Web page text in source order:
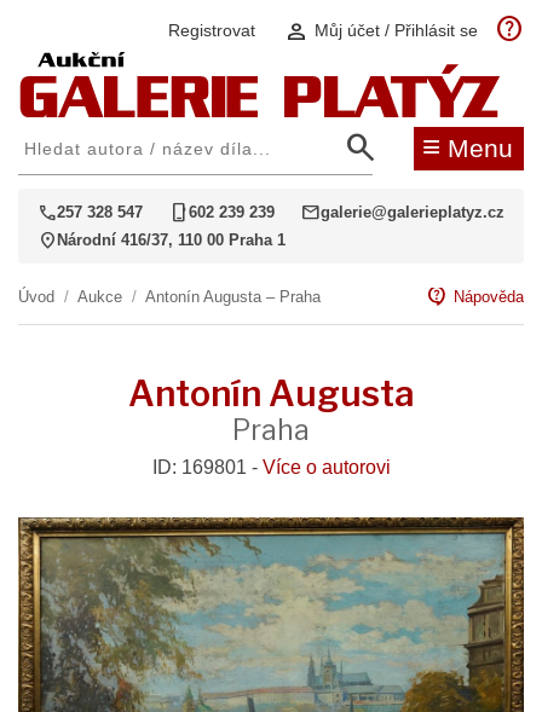
Registrovat person Můj účet / Přihlásit se help
search ≡ Menu
call257 328 547 phone_iphone602 239 239 mailgalerie@galerieplatyz.cz
location_on Národní 416/37, 110 00 Praha 1
Úvod / Aukce / Antonín Augusta – Praha contact_support Nápověda
Antonín Augusta
Praha
ID: 169801 - Více o autorovi